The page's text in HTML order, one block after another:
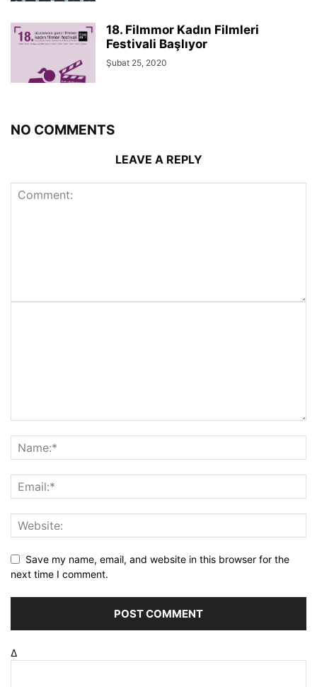
18. Filmmor Kadın Filmleri
Festivali Başlıyor
Şubat 25, 2020
NO COMMENTS
LEAVE A REPLY
Save my name, email, and website in this browser for the
next time I comment.
Δ